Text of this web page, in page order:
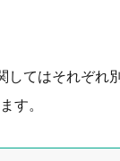
してはそれぞれ
す。